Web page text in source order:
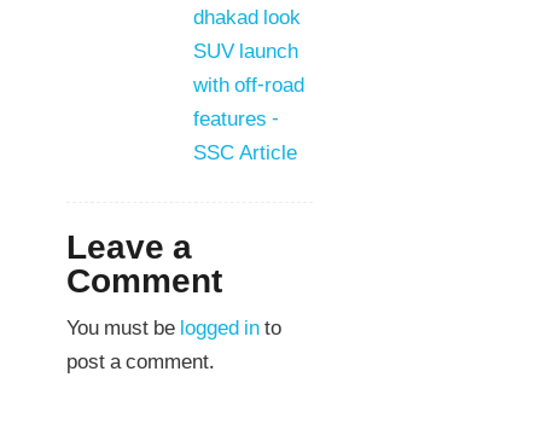
dhakad look
SUV launch
with off-road
features -
SSC Article
Leave a
Comment
You must be logged into
post a comment.